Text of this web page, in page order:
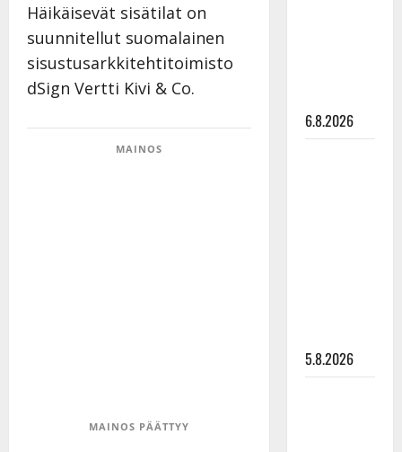
Häikäisevät sisätilat on
suunnitellut suomalainen
sisustusarkkitehtitoimisto
dSign Vertti Kivi & Co.
MAINOS
MAINOS PÄÄTTYY
6.8.2026
5.8.2026